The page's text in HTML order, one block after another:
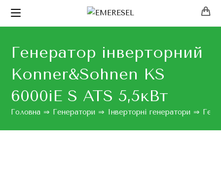
Генератор інверторний
Konner&Sohnen KS
6000iE S ATS 5,5кВт
Головна ⇒ Генератори ⇒ Інверторні генератори ⇒